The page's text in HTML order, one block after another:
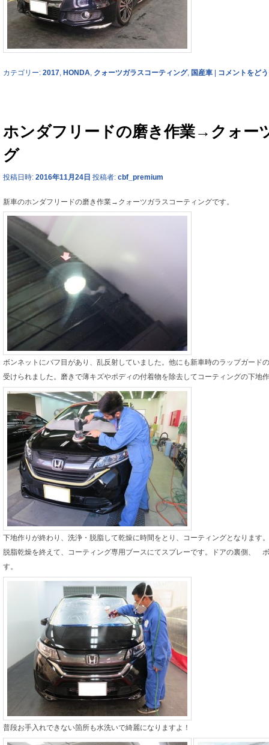
カテゴリー: 2017, HONDA, クォーツガラスコーティング, 国産車 コメントをど
ホンダフリードの磨き作業→クォー
グ
投稿日時: 2016年11月24日 投稿者: cbf_premium
新車のホンダフリードの磨き作業→クォーツガラスコーティングです。
ボンネットにバフ目があり、乱反射していました。他にも新車時のラップガード
受けられました。磨きで薄キズやボディの付着物を除去してコーティングの下地
下地作りが終わり、洗浄・脱脂して乾燥に時間をとり、コーティングとなります。
脱脂乾燥を終えて、コーティング専用ブースにてスプレーです。ドアの裏側、
す。
普段お手入れできない箇所も水洗いで綺麗になりますよ！